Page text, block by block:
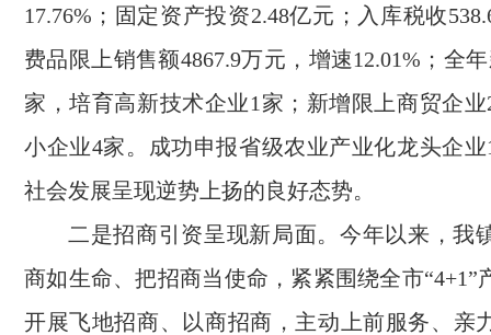
17.76%；固定资产投资2.48亿元；入库税收
费品限上销售额4867.9万元，增速12.01%；全
家，培育高新技术企业1家；新增限上商贸企
小企业4家。成功申报省级农业产业化龙头企
社会发展呈现逆势上扬的良好态势。
二是招商引资呈现新局面。今年以来，我
商如生命、把招商当使命，紧紧围绕全市“4+1”
开展飞地招商、以商招商，主动上前服务、亲